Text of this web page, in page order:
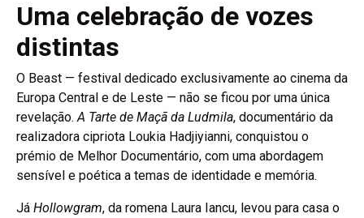
Uma celebração de vozes
distintas
O Beast — festival dedicado exclusivamente ao cinema da
Europa Central e de Leste — não se ficou por uma única
revelação.A Tarte de Maçã da Ludmila, documentário da
realizadora cipriota Loukia Hadjiyianni, conquistou o
prémio de Melhor Documentário, com uma abordagem
sensível e poética a temas de identidade e memória.
Já Hollowgram, da romena Laura Iancu, levou para casa o